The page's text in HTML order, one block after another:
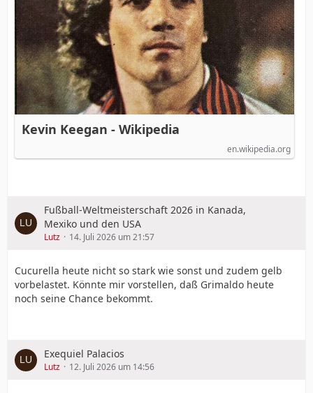
Kevin Keegan - Wikipedia
en.wikipedia.org
Fußball-Weltmeisterschaft 2026 in Kanada,
Mexiko und den USA
Lutz 14. Juli 2026 um 21:57
Cucurella heute nicht so stark wie sonst und zudem gelb
vorbelastet. Könnte mir vorstellen, daß Grimaldo heute
noch seine Chance bekommt.
Exequiel Palacios
Lutz 12. Juli 2026 um 14:56